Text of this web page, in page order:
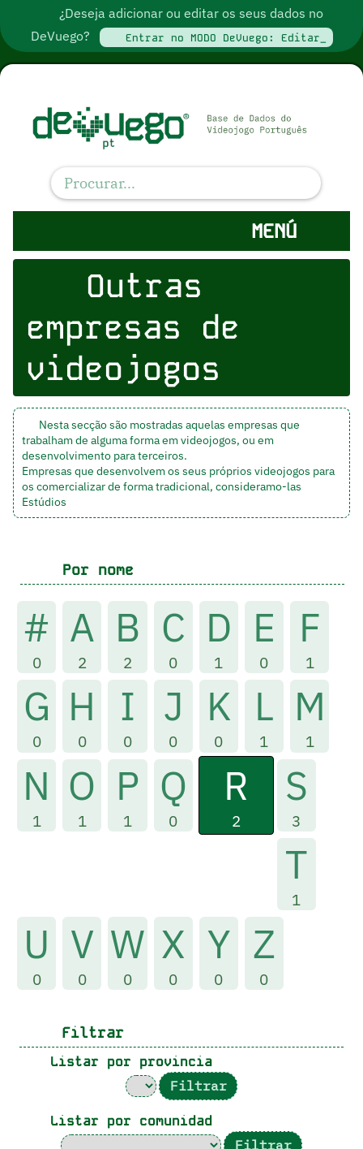
¿Deseja adicionar ou editar os seus dados no
DeVuego?
Entrar no MODO DeVuego: Editar_
MENÚ
Outras
empresas de
videojogos
Nesta secção são mostradas aquelas empresas que
trabalham de alguma forma em videojogos, ou em
desenvolvimento para terceiros.
Empresas que desenvolvem os seus próprios videojogos para
os comercializar de forma tradicional, consideramo-las
Estúdios
Por nome
#
0
A
2
B
2
C
0
D
1
E
0
F
1
G
0
H
0
I
0
J
0
K
0
L
1
M
1
N
1
O
1
P
1
Q
0
R
2
S
3
T
1
U
0
V
0
W
0
X
0
Y
0
Z
0
Filtrar
Listar por provincia
Listar por comunidad